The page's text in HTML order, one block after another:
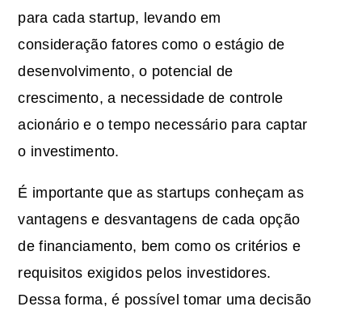
para cada startup, levando em
consideração fatores como o estágio de
desenvolvimento, o potencial de
crescimento, a necessidade de controle
acionário e o tempo necessário para captar
o investimento.
É importante que as startups conheçam as
vantagens e desvantagens de cada opção
de financiamento, bem como os critérios e
requisitos exigidos pelos investidores.
Dessa forma, é possível tomar uma decisão